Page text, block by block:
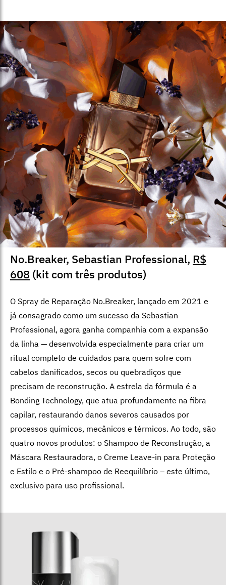
No.Breaker, Sebastian Professional, R$
608 (kit com três produtos)
O Spray de Reparação No.Breaker, lançado em 2021 e
já consagrado como um sucesso da Sebastian
Professional, agora ganha companhia com a expansão
da linha — desenvolvida especialmente para criar um
ritual completo de cuidados para quem sofre com
cabelos danificados, secos ou quebradiços que
precisam de reconstrução. A estrela da fórmula é a
Bonding Technology, que atua profundamente na fibra
capilar, restaurando danos severos causados por
processos químicos, mecânicos e térmicos. Ao todo, são
quatro novos produtos: o Shampoo de Reconstrução, a
Máscara Restauradora, o Creme Leave-in para Proteção
e Estilo e o Pré-shampoo de Reequilíbrio – este último,
exclusivo para uso profissional.